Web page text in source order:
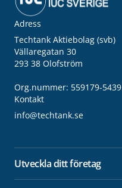
Adress
Techtank Aktiebolag (svb)
Vällaregatan 30
293 38 Olofström
Org.nummer: 559179-5439
Kontakt
info@techtank.se
Utveckla ditt företag